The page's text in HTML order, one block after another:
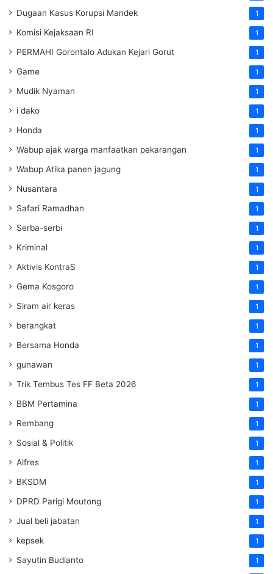
Dugaan Kasus Korupsi Mandek 1
Komisi Kejaksaan RI 1
PERMAHI Gorontalo Adukan Kejari Gorut 1
Game 1
Mudik Nyaman 1
i dako 1
Honda 1
Wabup ajak warga manfaatkan pekarangan 1
Wabup Atika panen jagung 1
Nusantara 1
Safari Ramadhan 1
Serba-serbi 1
Kriminal 1
Aktivis KontraS 1
Gema Kosgoro 1
Siram air keras 1
berangkat 1
Bersama Honda 1
gunawan 1
Trik Tembus Tes FF Beta 2026 1
BBM Pertamina 1
Rembang 1
Sosial & Politik 1
Alfres 1
BKSDM 1
DPRD Parigi Moutong 1
Jual beli jabatan 1
kepsek 1
Sayutin Budianto 1